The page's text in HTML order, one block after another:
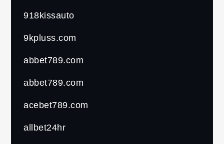
918kissauto
9kpluss.com
abbet789.com
abbet789.com
acebet789.com
allbet24hr